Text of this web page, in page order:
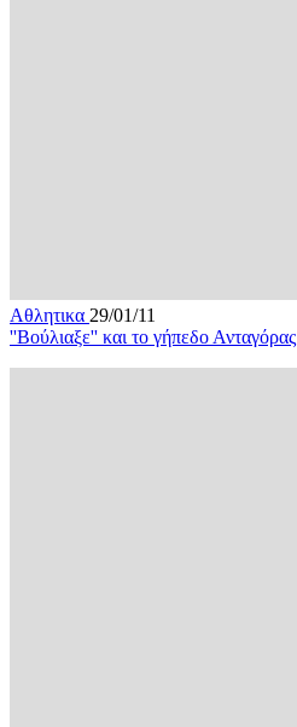
Αθλητικα 29/01/11
''Βούλιαξε'' και το γήπεδο Ανταγόρας